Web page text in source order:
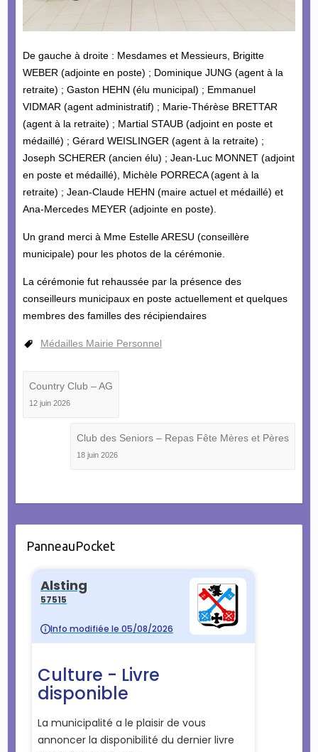
De gauche à droite : Mesdames et Messieurs, Brigitte
WEBER (adjointe en poste) ; Dominique JUNG (agent à la
retraite) ; Gaston HEHN (élu municipal) ; Emmanuel
VIDMAR (agent administratif) ; Marie-Thérèse BRETTAR
(agent à la retraite) ; Martial STAUB (adjoint en poste et
médaillé) ; Gérard WEISLINGER (agent à la retraite) ;
Joseph SCHERER (ancien élu) ; Jean-Luc MONNET (adjoint
en poste et médaillé), Michèle PORRECA (agent à la
retraite) ; Jean-Claude HEHN (maire actuel et médaillé) et
Ana-Mercedes MEYER (adjointe en poste).
Un grand merci à Mme Estelle ARESU (conseillère
municipale) pour les photos de la cérémonie.
La cérémonie fut rehaussée par la présence des
conseilleurs municipaux en poste actuellement et quelques
membres des familles des récipiendaires
Médailles Mairie Personnel
Country Club – AG
12 juin 2026
Club des Seniors – Repas Fête Mères et Pères
18 juin 2026
PanneauPocket